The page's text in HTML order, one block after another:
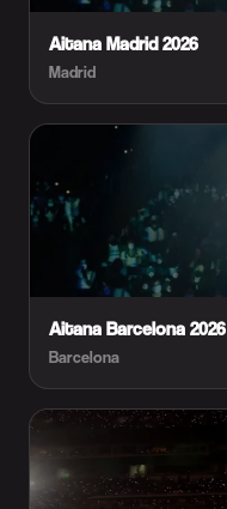
Aitana Madrid 2026
Madrid
Aitana Barcelona 2026
Barcelona